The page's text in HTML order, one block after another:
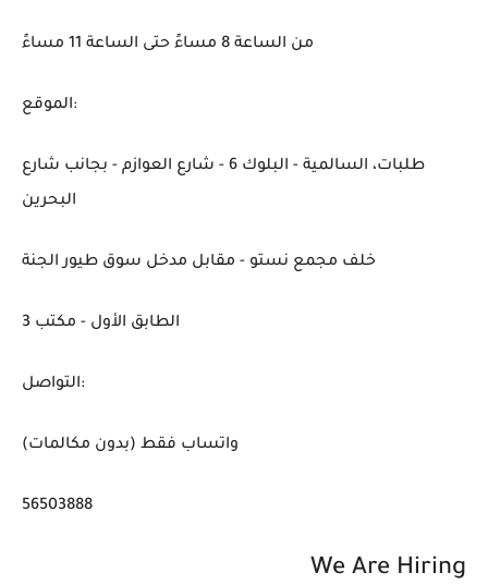
من الساعة 8 مساءً حتى الساعة 11 مساءً
الموقع:
طلبات، السالمية - البلوك 6 - شارع العوازم - بجانب شارع
البحرين
خلف مجمع نستو - مقابل مدخل سوق طيور الجنة
الطابق الأول - مكتب 3
التواصل:
واتساب فقط (بدون مكالمات)
56503888
We Are Hiring